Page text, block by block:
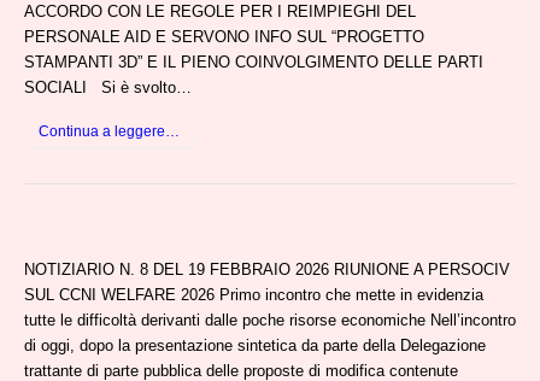
ACCORDO CON LE REGOLE PER I REIMPIEGHI DEL
PERSONALE AID E SERVONO INFO SUL “PROGETTO
STAMPANTI 3D” E IL PIENO COINVOLGIMENTO DELLE PARTI
SOCIALI Si è svolto…
Continua a leggere…
NOTIZIARIO N. 8 DEL 19 FEBBRAIO 2026 RIUNIONE A PERSOCIV
SUL CCNI WELFARE 2026 Primo incontro che mette in evidenzia
tutte le difficoltà derivanti dalle poche risorse economiche Nell’incontro
di oggi, dopo la presentazione sintetica da parte della Delegazione
trattante di parte pubblica delle proposte di modifica contenute